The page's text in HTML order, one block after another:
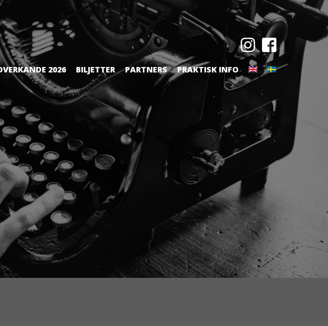
2026 BILJETTER PARTNERS PRAKTISK INFO